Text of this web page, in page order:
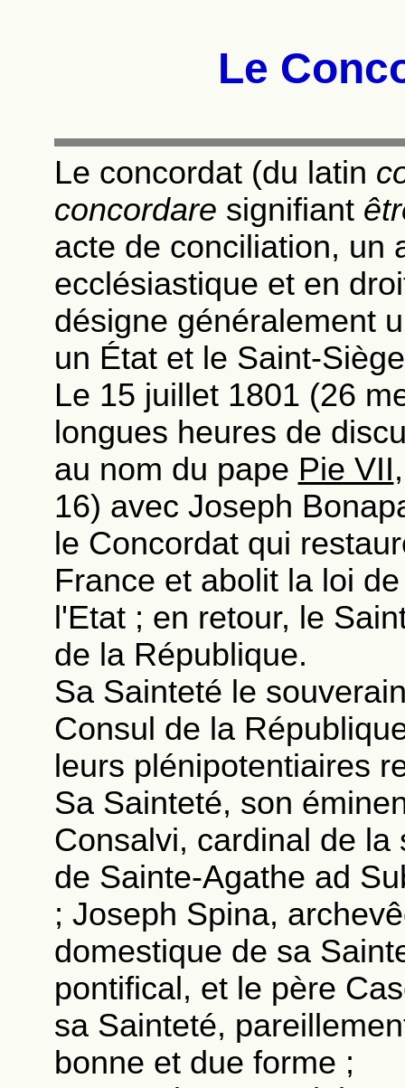
Le
Le concordat (du latin
concordare signifiant
acte de conciliation, un
ecclésiastique et en
désigne généralement
un État et le Saint-
Le 15 juillet 1801 (26
longues heures de
au nom du pape Pie VII
16) avec Joseph
le Concordat qui
France et abolit la loi
l'Etat ; en retour, le
de la République.
Sa Sainteté le
Consul de la
leurs plénipotentiaires
Sa Sainteté, son
Consalvi, cardinal de
de Sainte-Agathe ad
; Joseph Spina,
domestique de sa
pontifical, et le père
sa Sainteté,
bonne et due forme ;